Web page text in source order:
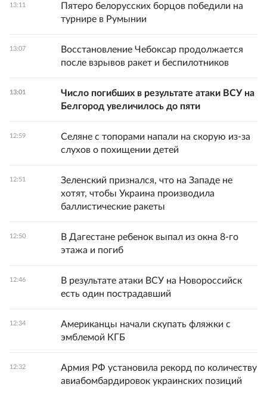
13:11
Пятеро белорусских борцов победили на
турнире в Румынии
13:07
Восстановление Чебоксар продолжается
после взрывов ракет и беспилотников
13:01
Число погибших в результате атаки ВСУ на
Белгород увеличилось до пяти
12:59
Селяне с топорами напали на скорую из-за
слухов о похищении детей
12:51
Зеленский признался, что на Западе не
хотят, чтобы Украина производила
баллистические ракеты
12:50
В Дагестане ребенок выпал из окна 8-го
этажа и погиб
12:46
В результате атаки ВСУ на Новороссийск
есть один пострадавший
12:34
Американцы начали скупать фляжки с
эмблемой КГБ
12:32
Армия РФ установила рекорд по количеству
авиабомбардировок украинских позиций